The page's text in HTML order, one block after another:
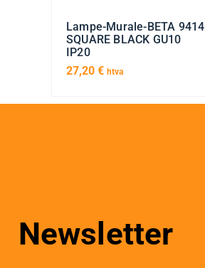
Lampe-Murale-BETA 9414
SQUARE BLACK GU10
IP20
27,20 € htva
Newsletter